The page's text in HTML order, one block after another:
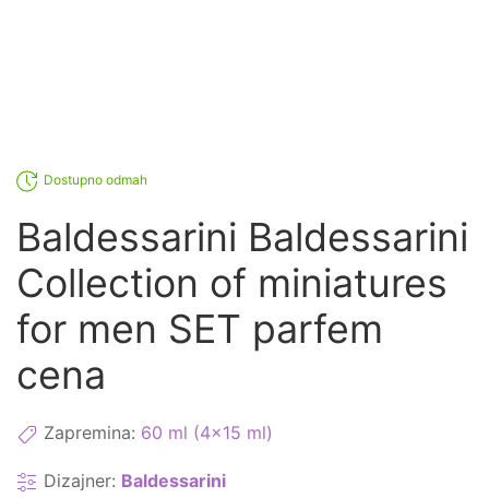
Dostupno odmah
Baldessarini Baldessarini
Collection of miniatures
for men SET parfem
cena
Zapremina: 60 ml (4x15 ml)
Dizajner: Baldessarini